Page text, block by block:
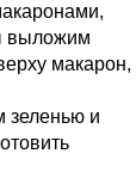
выложим
макарон,
зеленью и